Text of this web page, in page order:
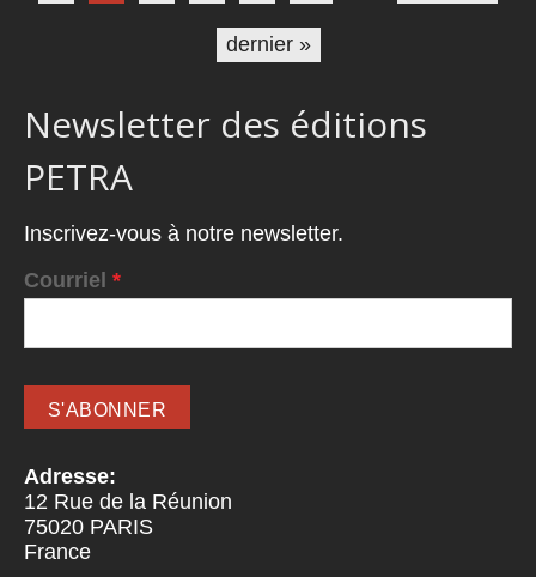
dernier »
Newsletter des éditions
PETRA
Inscrivez-vous à notre newsletter.
Courriel *
Adresse:
12 Rue de la Réunion
75020 PARIS
France